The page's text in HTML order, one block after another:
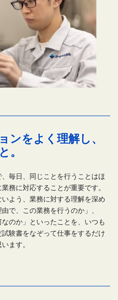
ンをよく理解し、
。
毎日、同じことを行うことはほ
務に対応することが重要です。
よう、業務に対する理解を深め
で、この業務を行うのか」、
のか」といったことを、いつも
験書をなぞって仕事をするだけ
ます。